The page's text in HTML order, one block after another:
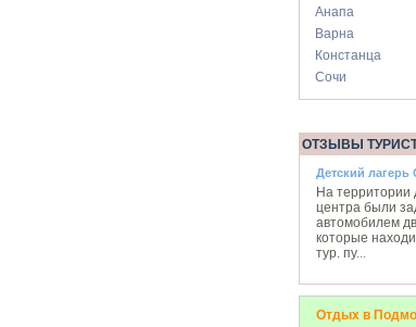
Анапа
Варна
Констанца
Сочи
ОТЗЫВЫ
Детский лагерь
На территории
центра были
автомобилем
которые
тур. пу...
Отдых в